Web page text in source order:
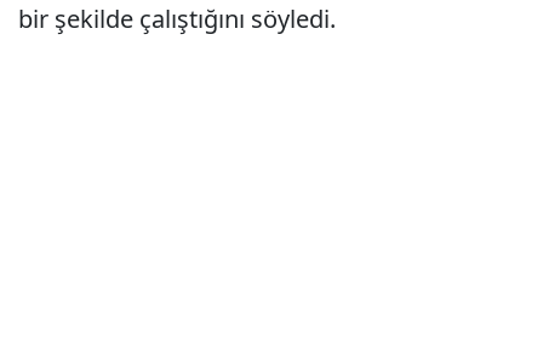
bir şekilde çalıştığını söyledi.